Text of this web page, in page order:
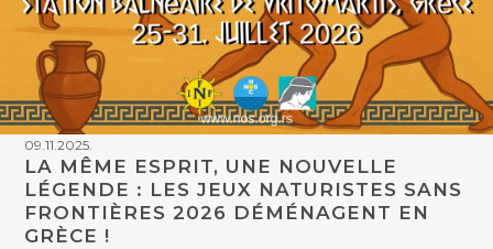
09.11.2025.
LA MÊME ESPRIT, UNE NOUVELLE
LÉGENDE : LES JEUX NATURISTES SANS
FRONTIÈRES 2026 DÉMÉNAGENT EN
GRÈCE !